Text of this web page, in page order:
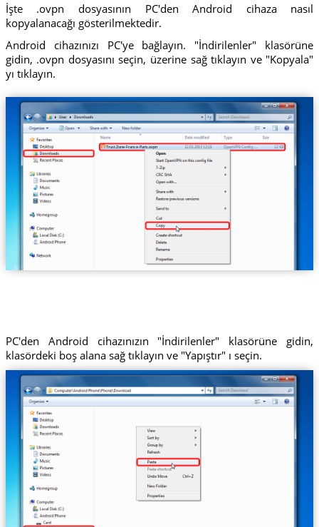
İşte .ovpn dosyasının PC'den Android cihaza nasıl
kopyalanacağı gösterilmektedir.
Android cihazınızı PC'ye bağlayın. "İndirilenler" klasörüne
gidin, .ovpn dosyasını seçin, üzerine sağ tıklayın ve "Kopyala"
yı tıklayın.
Trust.Zone-France-Paris.ovpn
PC'den Android cihazınızın "İndirilenler" klasörüne gidin,
klasördeki boş alana sağ tıklayın ve "Yapıştır" ı seçin.